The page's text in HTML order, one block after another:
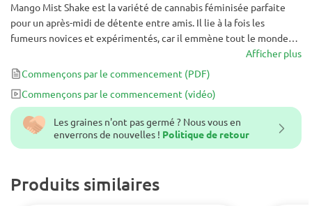
Les graines n'ont pas germé ? Nous vous en
enverrons de nouvelles ! Politique de retour
Produits similaires
Mango Mist Shake est la variété de cannabis féminisée parfaite
pour un après-midi de détente entre amis. Il lie à la fois les
fumeurs novices et expérimentés, car il emmène tout le monde
dans un nuage Misty exotique. Ceci est complété par un arrière-
goût de brume laiteuse unique avec une explosion de saveurs
sucrées composées d'épices, de crème, de citron et de mangue. La
souche est mieux utilisée pendant la journée ou à des moments
où des niveaux de productivité élevés sont requis.
Afficher plus
Commençons par le commencement (PDF)
Commençons par le commencement (vidéo)